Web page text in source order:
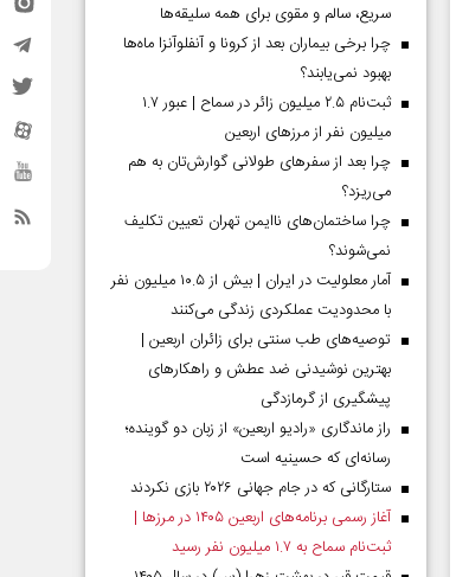
سریع، سالم و مقوی برای همه سلیقه‌ها
چرا برخی بیماران بعد از کرونا و آنفلوآنزا ماه‌ها
بهبود نمی‌یابند؟
ثبت‌نام ۲.۵ میلیون زائر در سماح | عبور ۱.۷
میلیون نفر از مرز‌های اربعین
چرا بعد از سفرهای طولانی گوارش‌تان به هم
می‌ریزد؟
چرا ساختمان‌های ناایمن تهران تعیین تکلیف
نمی‌شوند؟
آمار معلولیت در ایران | بیش از ۱۰.۵ میلیون نفر
با محدودیت عملکردی زندگی می‌کنند
توصیه‌های طب سنتی برای زائران اربعین |
بهترین نوشیدنی ضد عطش و راهکارهای
پیشگیری از گرمازدگی
راز ماندگاری «رادیو اربعین» از زبان دو گوینده؛
رسانه‌ای که حسینیه است
ستارگانی که در جام جهانی ۲۰۲۶ بازی نکردند
آغاز رسمی برنامه‌های اربعین ۱۴۰۵ در مرز‌ها |
ثبت‌نام سماح به ۱.۷ میلیون نفر رسید